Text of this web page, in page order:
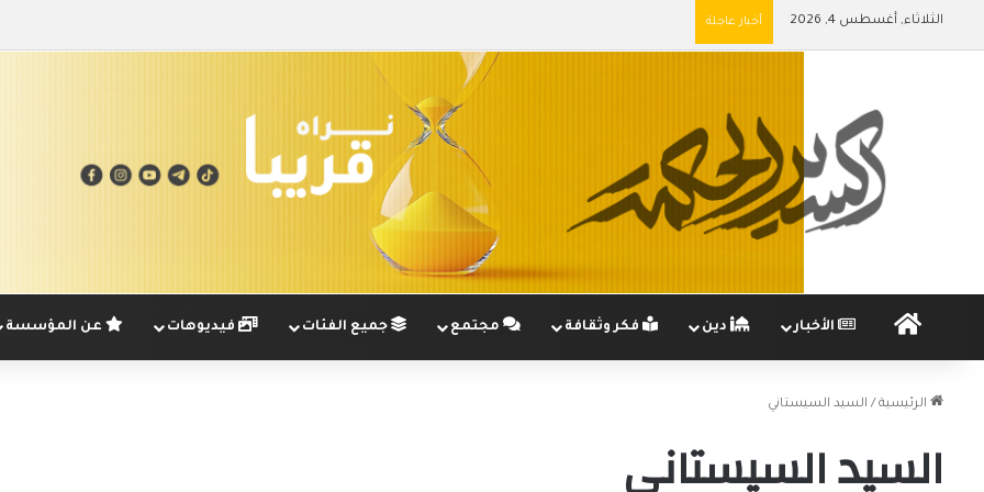
الثلاثاء, أغسطس 4, 2026 أخبار عاجلة
الرئيسيةالأخبار دين فكر وثقافة مجتمع جميع الفئات فيديوهات عن المؤسسة
الرئيسية / السيد السيستاني
السيد السيستاني